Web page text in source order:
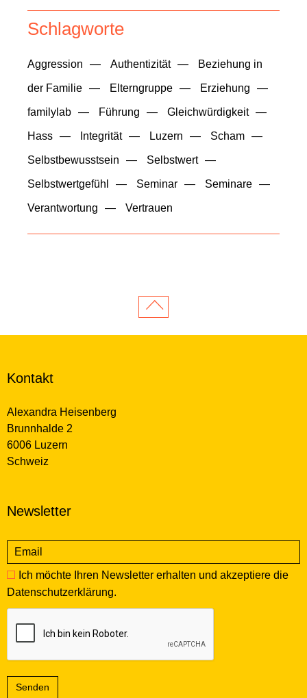
Schlagworte
Aggression Authentizität Beziehung in
der Familie Elterngruppe Erziehung
familylab Führung Gleichwürdigkeit
Hass Integrität Luzern Scham
Selbstbewusstsein Selbstwert
Selbstwertgefühl Seminar Seminare
Verantwortung Vertrauen
Kontakt
Alexandra Heisenberg
Brunnhalde 2
6006 Luzern
Schweiz
Newsletter
Ich möchte Ihren Newsletter erhalten und akzeptiere die
Datenschutzerklärung.
Senden